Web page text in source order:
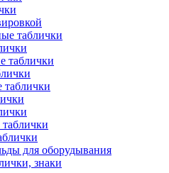
таблички
таблички
таблички
для оборудывания
знаки